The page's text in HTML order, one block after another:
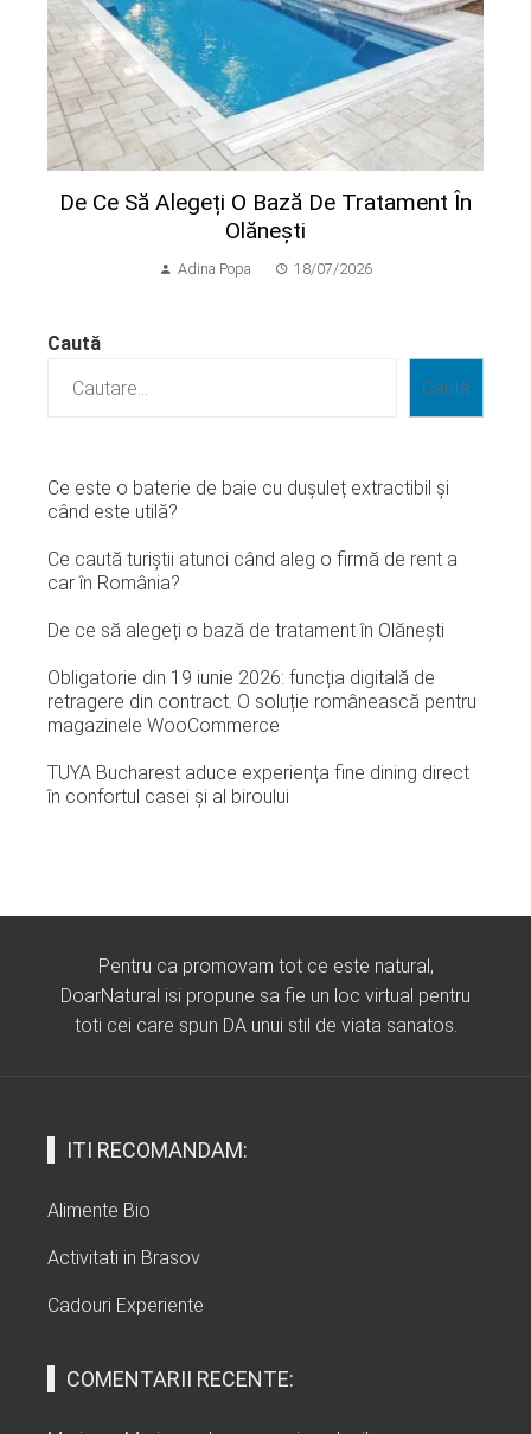
De Ce Să Alegeți O Bază De Tratament În
Olănești
Adina Popa 18/07/2026
Caută
Caută
Ce este o baterie de baie cu dușuleț extractibil și
când este utilă?
Ce caută turiștii atunci când aleg o firmă de rent a
car în România?
De ce să alegeți o bază de tratament în Olănești
Obligatorie din 19 iunie 2026: funcția digitală de
retragere din contract. O soluție românească pentru
magazinele WooCommerce
TUYA Bucharest aduce experiența fine dining direct
în confortul casei și al biroului
Pentru ca promovam tot ce este natural,
DoarNatural isi propune sa fie un loc virtual pentru
toti cei care spun DA unui stil de viata sanatos.
ITI RECOMANDAM:
Alimente Bio
Activitati in Brasov
Cadouri Experiente
COMENTARII RECENTE: